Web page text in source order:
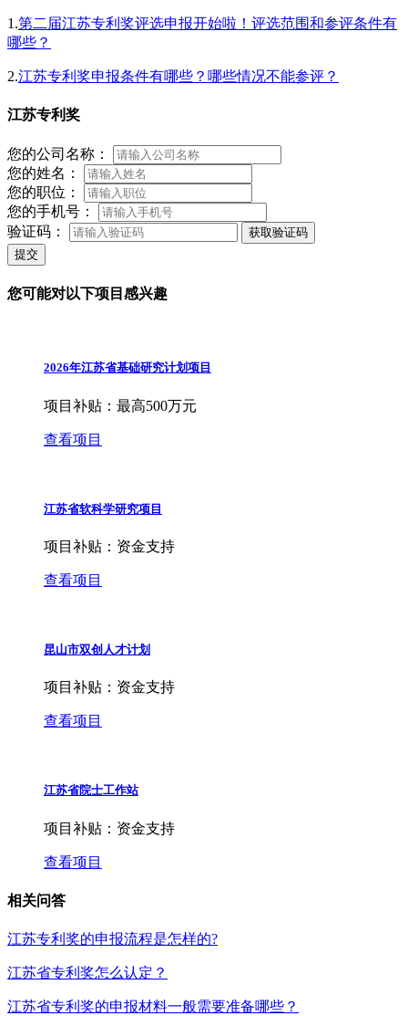
1.第二届江苏专利奖评选申报开始啦！评选范围和参评条件有
哪些？
2.江苏专利奖申报条件有哪些？哪些情况不能参评？
江苏专利奖
您的公司名称：
您的姓名：
您的职位：
您的手机号：
验证码：
获取验证码
提交
您可能对以下项目感兴趣
2026年江苏省基础研究计划项目
项目补贴： 最高500万元
查看项目
江苏省软科学研究项目
项目补贴： 资金支持
查看项目
昆山市双创人才计划
项目补贴： 资金支持
查看项目
江苏省院士工作站
项目补贴： 资金支持
查看项目
相关问答
江苏专利奖的申报流程是怎样的?
江苏省专利奖怎么认定？
江苏省专利奖的申报材料一般需要准备哪些？